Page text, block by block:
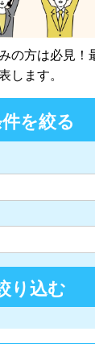
の方は必見！
します。
を絞る
り込む